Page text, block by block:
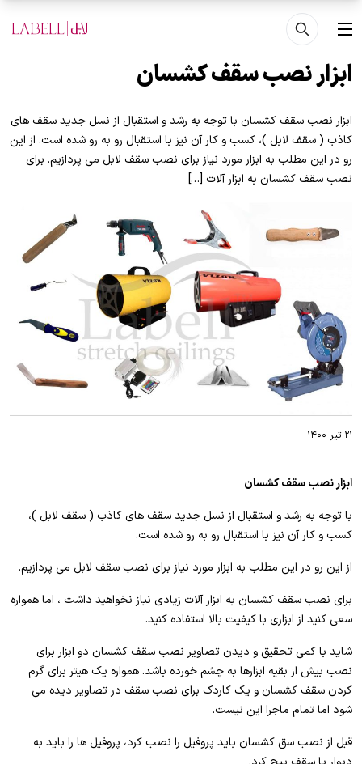
رفتن به محتوای اصلی
منو
ابزار نصب سقف کشسان
ابزار نصب سقف کشسان با توجه به رشد و استقبال از نسل جدید سقف های
کاذب ( سقف لابل )، کسب و کار آن نیز با استقبال رو به رو شده است. از این
رو در این مطلب به ابزار مورد نیاز برای نصب سقف لابل می پردازیم. برای
نصب سقف کشسان به ابزار آلات […]
۲۱ تیر ۱۴۰۰
ابزار نصب سقف کشسان
با توجه به رشد و استقبال از نسل جدید سقف های کاذب ( سقف لابل )،
کسب و کار آن نیز با استقبال رو به رو شده است.
از این رو در این مطلب به ابزار مورد نیاز برای نصب سقف لابل می پردازیم.
برای نصب سقف کشسان به ابزار آلات زیادی نیاز نخواهید داشت ، اما همواره
سعی کنید از ابزاری با کیفیت بالا استفاده کنید.
شاید با کمی تحقیق و دیدن تصاویر نصب سقف کشسان دو ابزار برای
نصب بیش از بقیه ابزارها به چشم خورده باشد. همواره یک هیتر برای گرم
کردن سقف کشسان و یک کاردک برای نصب سقف در تصاویر دیده می
شود اما تمام ماجرا این نیست.
قبل از نصب سق کشسان باید پروفیل را نصب کرد، پروفیل ها را باید به